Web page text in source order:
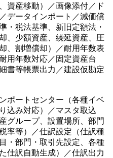
資産移動）／画像添付／ド
データインポート／減価償
・税法基準、新旧定額法・
、少額資産、繰延資産、圧
、割増償却）／耐用年数表
用年数対応／固定資産台
書等帳票出力／建設仮勘定
ポートセンター（各種イベ
込み対応）／マスタ取込
グループ、設置場所、部門
率等）／仕訳設定（仕訳種
・部門・取引先設定、各種
仕訳自動生成）／仕訳出力